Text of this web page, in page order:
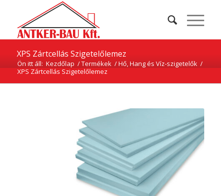
XPS Zártcellás Szigetelőlemez
Ön itt áll: Kezdőlap /Termékek /Hő, Hang és Víz-szigetelők /
XPS Zártcellás Szigetelőlemez